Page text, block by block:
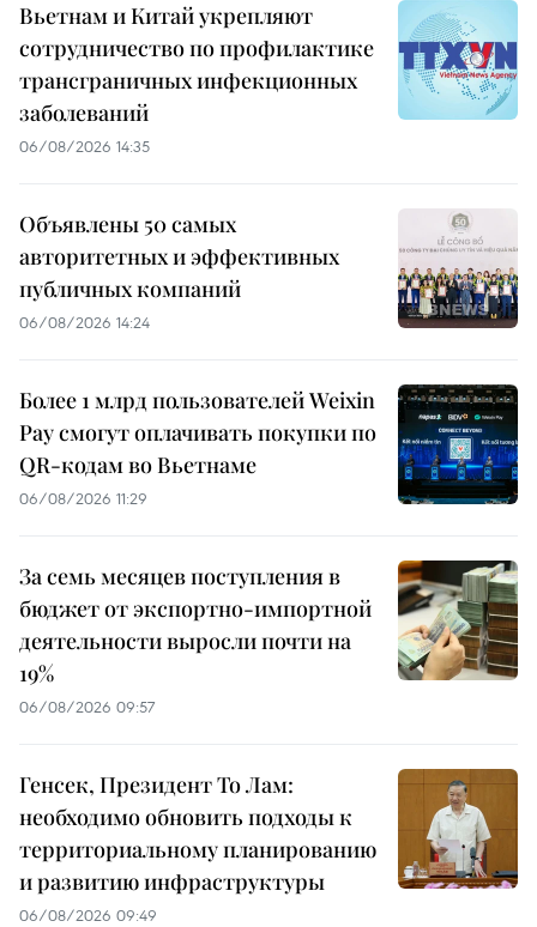
Вьетнам и Китай укрепляют
сотрудничество по профилактике
трансграничных инфекционных
заболеваний
06/08/2026 14:35
Объявлены 50 самых
авторитетных и эффективных
публичных компаний
06/08/2026 14:24
Более 1 млрд пользователей Weixin
Pay смогут оплачивать покупки по
QR-кодам во Вьетнаме
06/08/2026 11:29
За семь месяцев поступления в
бюджет от экспортно-импортной
деятельности выросли почти на
19%
06/08/2026 09:57
Генсек, Президент То Лам:
необходимо обновить подходы к
территориальному планированию
и развитию инфраструктуры
06/08/2026 09:49